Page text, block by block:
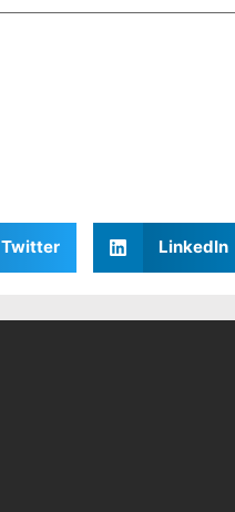
Twitter LinkedIn